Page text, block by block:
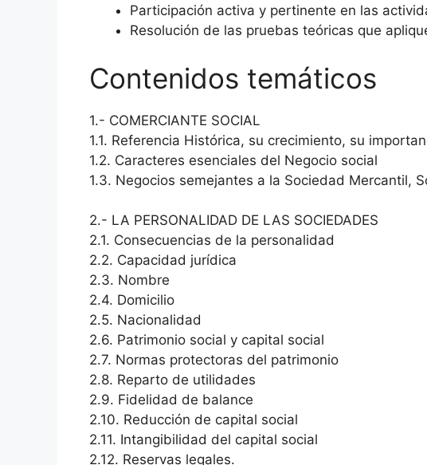
Participación activa y pertinente en las
Resolución de las pruebas teóricas que
Contenidos temáticos
1.- COMERCIANTE SOCIAL
1.1. Referencia Histórica, su crecimiento, su
1.2. Caracteres esenciales del Negocio social
1.3. Negocios semejantes a la Sociedad Mercantil,
2.- LA PERSONALIDAD DE LAS SOCIEDADES
2.1. Consecuencias de la personalidad
2.2. Capacidad jurídica
2.3. Nombre
2.4. Domicilio
2.5. Nacionalidad
2.6. Patrimonio social y capital social
2.7. Normas protectoras del patrimonio
2.8. Reparto de utilidades
2.9. Fidelidad de balance
2.10. Reducción de capital social
2.11. Intangibilidad del capital social
2.12. Reservas legales.